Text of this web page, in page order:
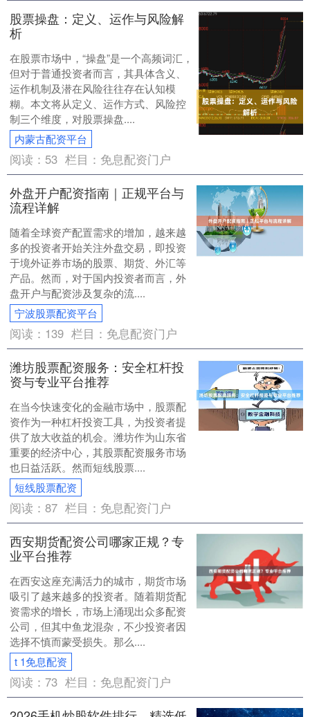
股票操盘：定义、运作与风险解
析
在股票市场中，“操盘”是一个高频词汇，
但对于普通投资者而言，其具体含义、
运作机制及潜在风险往往存在认知模
糊。本文将从定义、运作方式、风险控
制三个维度，对股票操盘....
内蒙古配资平台
阅读： 53 栏目： 免息配资门户
外盘开户配资指南｜正规平台与
流程详解
随着全球资产配置需求的增加，越来越
多的投资者开始关注外盘交易，即投资
于境外证券市场的股票、期货、外汇等
产品。然而，对于国内投资者而言，外
盘开户与配资涉及复杂的流....
宁波股票配资平台
阅读： 139 栏目： 免息配资门户
潍坊股票配资服务：安全杠杆投
资与专业平台推荐
在当今快速变化的金融市场中，股票配
资作为一种杠杆投资工具，为投资者提
供了放大收益的机会。潍坊作为山东省
重要的经济中心，其股票配资服务市场
也日益活跃。然而短线股票....
短线股票配资
阅读：87 栏目： 免息配资门户
西安期货配资公司哪家正规？专
业平台推荐
在西安这座充满活力的城市，期货市场
吸引了越来越多的投资者。随着期货配
资需求的增长，市场上涌现出众多配资
公司，但其中鱼龙混杂，不少投资者因
选择不慎而蒙受损失。那么....
t 1免息配资
阅读：73 栏目： 免息配资门户